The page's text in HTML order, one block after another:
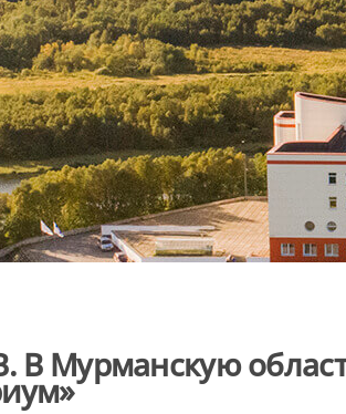
В Мурманскую